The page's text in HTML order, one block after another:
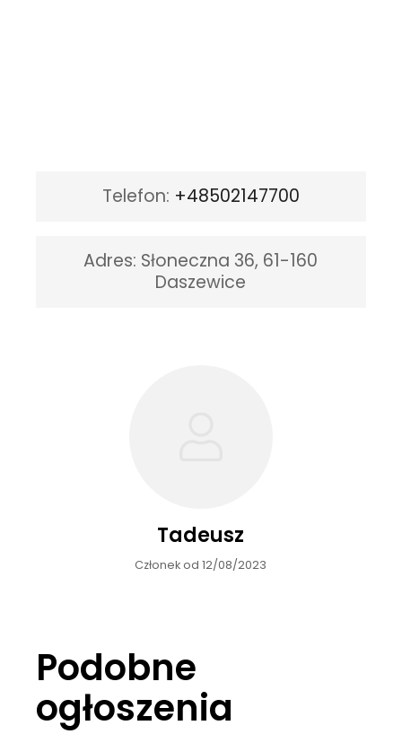
Telefon: +48502147700
Adres: Słoneczna 36, 61-160
Daszewice
Tadeusz
Członek od 12/08/2023
Podobne
ogłoszenia